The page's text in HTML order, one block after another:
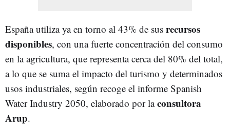
España utiliza ya en torno al 43% de sus recursos
disponibles, con una fuerte concentración del consumo
en la agricultura, que representa cerca del 80% del total,
a lo que se suma el impacto del turismo y determinados
usos industriales, según recoge el informe Spanish
Water Industry 2050, elaborado por laconsultora
Arup.